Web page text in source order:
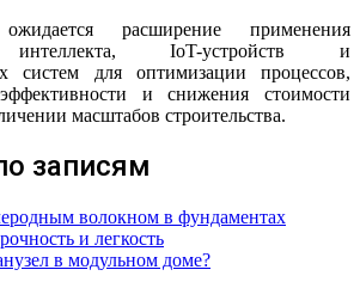
расширение применения
интеллекта, IoT-устройств и
систем для оптимизации процессов,
и снижения стоимости
масштабов строительства.
записям
волокном в фундаментах
и легкость
в модульном доме?